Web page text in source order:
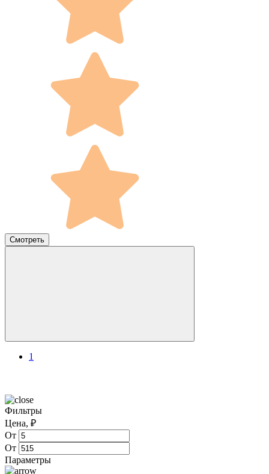
Смотреть
1
Фильтры
Цена, ₽
От
От
Параметры